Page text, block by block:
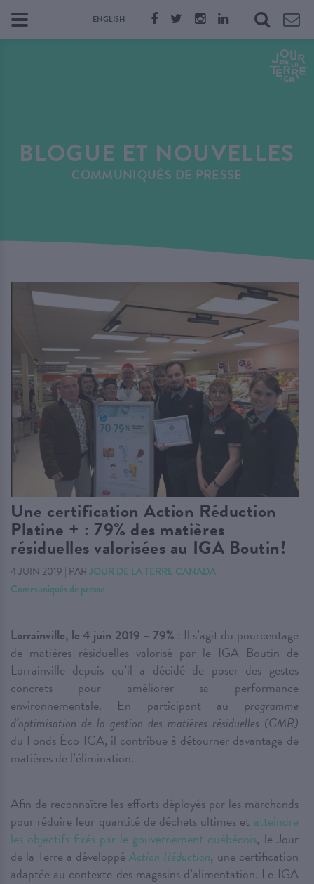
ENGLISH
BLOGUE ET NOUVELLES
COMMUNIQUÉS DE PRESSE
Une certification Action Réduction
Platine + : 79% des matières
résiduelles valorisées au IGA Boutin!
4 JUIN 2019 | PAR JOUR DE LA TERRE CANADA
Communiqués de presse
Lorrainville, le 4 juin 2019 – 79% : Il s’agit du pourcentage
de matières résiduelles valorisé par le IGA Boutin de
Lorrainville depuis qu’il a décidé de poser des gestes
concrets pour améliorer sa performance
environnementale. En participant au programme
d’optimisation de la gestion des matières résiduelles (GMR)
du Fonds Éco IGA, il contribue à détourner davantage de
matières de l’élimination.
Afin de reconnaître les efforts déployés par les marchands
pour réduire leur quantité de déchets ultimes et atteindre
les objectifs fixés par le gouvernement québécois, le Jour
de la Terre a développéAction Réduction, une certification
adaptée au contexte des magasins d’alimentation. Le IGA